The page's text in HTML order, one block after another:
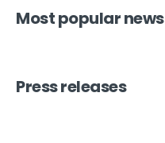
Most popular news
Press releases